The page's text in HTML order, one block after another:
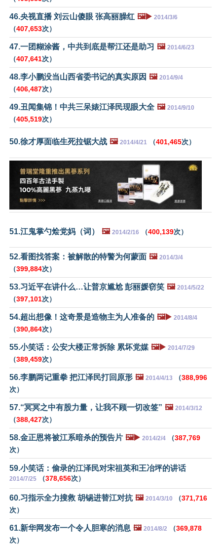
46.央视直播 刘云山傻眼 张高丽臊红 🖼️▶️ 2014/3/6
（407,653次）
47.一团糊涂酱，中共到底是帮江还是助习 🖼️ 2014/6/23
（407,641次）
48.李小鹏没当山西省委书记的真实原因 🖼️ 2014/9/4
（406,487次）
49.丑闻集锦！中共三呆婊江泽民现眼大全 🖼️ 2014/9/10
（405,519次）
50.徐才厚面临生死拉锯大战 🖼️ 2014/4/21 （401,465次）
51.江鬼掌勺烩党妈（词） 🖼️ 2014/2/16 （400,139次）
52.看图找答案：被解散的特警为何蒙面 🖼️ 2014/3/4
（399,884次）
53.习近平在讲什么…让普京尴尬 彭丽媛窃笑 🖼️ 2014/5/22
（397,101次）
54.超出想像！这奇景是造物主为人准备的 🖼️▶️ 2014/8/4
（390,864次）
55.小笑话：公安大楼正常拆除 累坏党媒 🖼️▶️ 2014/7/29
（389,459次）
56.李鹏两记重拳 把江泽民打回原形 🖼️ 2014/4/13 （388,996
次）
57.“冥冥之中有股力量，让我不顾一切改签” 🖼️ 2014/3/12
（388,427次）
58.金正恩将被江系暗杀的预告片 🖼️▶️ 2014/2/4 （387,769
次）
59.小笑话：偷录的江泽民对宋祖英和王冶坪的讲话
2014/7/25 （378,656次）
60.习指示全力搜救 胡锡进替江对抗 🖼️ 2014/3/10 （371,716
次）
61.新华网发布一个令人胆寒的消息 🖼️ 2014/8/2 （369,878
次）